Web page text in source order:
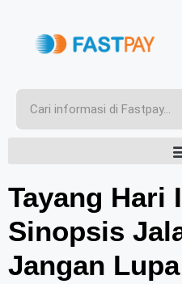
Tayang Hari
Sinopsis
Jangan